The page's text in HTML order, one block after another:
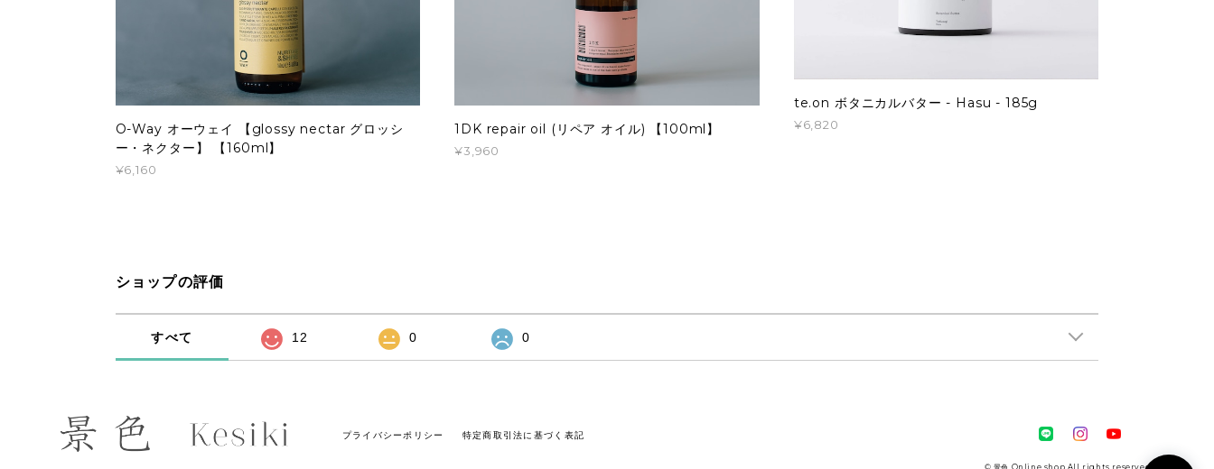
O-Way オーウェイ 【glossy nectar グロッシ
ー・ネクター】 【160ml】
¥6,160
1DK repair oil (リペア オイル) 【100ml】
¥3,960
te.on ボタニカルバター - Hasu - 185g
¥6,820
ショップの評価
すべて 12 0 0
プライバシーポリシー 特定商取引法に基づく表記
© 景色 Online shop All rights reserved.